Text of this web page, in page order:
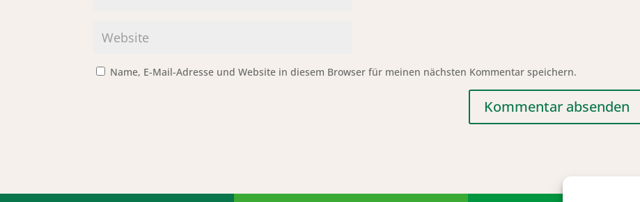
Name, E-Mail-Adresse und Website in diesem Browser für meinen nächsten Kommentar speichern.